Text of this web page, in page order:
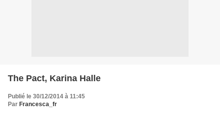
The Pact, Karina Halle
Publié le 30/12/2014 à 11:45
Par Francesca_fr